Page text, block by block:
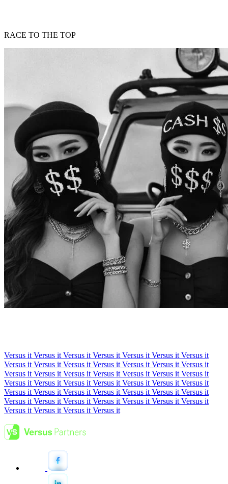
RACE TO THE TOP
Versus it Versus it Versus it Versus it Versus it Versus it Versus it
Versus it Versus it Versus it Versus it Versus it Versus it Versus it
Versus it Versus it Versus it Versus it Versus it Versus it Versus it
Versus it Versus it Versus it Versus it Versus it Versus it Versus it
Versus it Versus it Versus it Versus it Versus it Versus it Versus it
Versus it Versus it Versus it Versus it Versus it Versus it Versus it
Versus it Versus it Versus it Versus it